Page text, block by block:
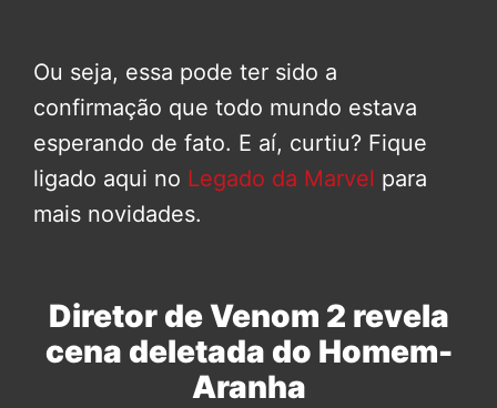
Ou seja, essa pode ter sido a
confirmação que todo mundo estava
esperando de fato. E aí, curtiu? Fique
ligado aqui no Legado da Marvel para
mais novidades.
Diretor de Venom 2 revela
cena deletada do Homem-
Aranha